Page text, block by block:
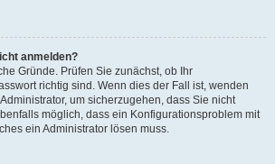
anmelden?
Gründe. Prüfen Sie zunächst, ob Ihr
richtig sind. Wenn dies der Fall ist, wenden
um sicherzugehen, dass Sie nicht
möglich, dass ein Konfigurationsproblem mit
ein Administrator lösen muss.